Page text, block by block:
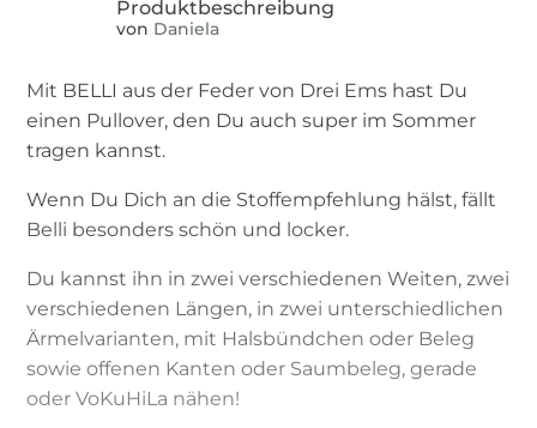
von Daniela
Mit BELLI aus der Feder von Drei Ems hast Du
einen Pullover, den Du auch super im Sommer
tragen kannst.
Wenn Du Dich an die Stoffempfehlung hälst, fällt
Belli besonders schön und locker.
Du kannst ihn in zwei verschiedenen Weiten, zwei
verschiedenen Längen, in zwei unterschiedlichen
Ärmelvarianten, mit Halsbündchen oder Beleg
sowie offenen Kanten oder Saumbeleg, gerade
oder VoKuHiLa nähen!